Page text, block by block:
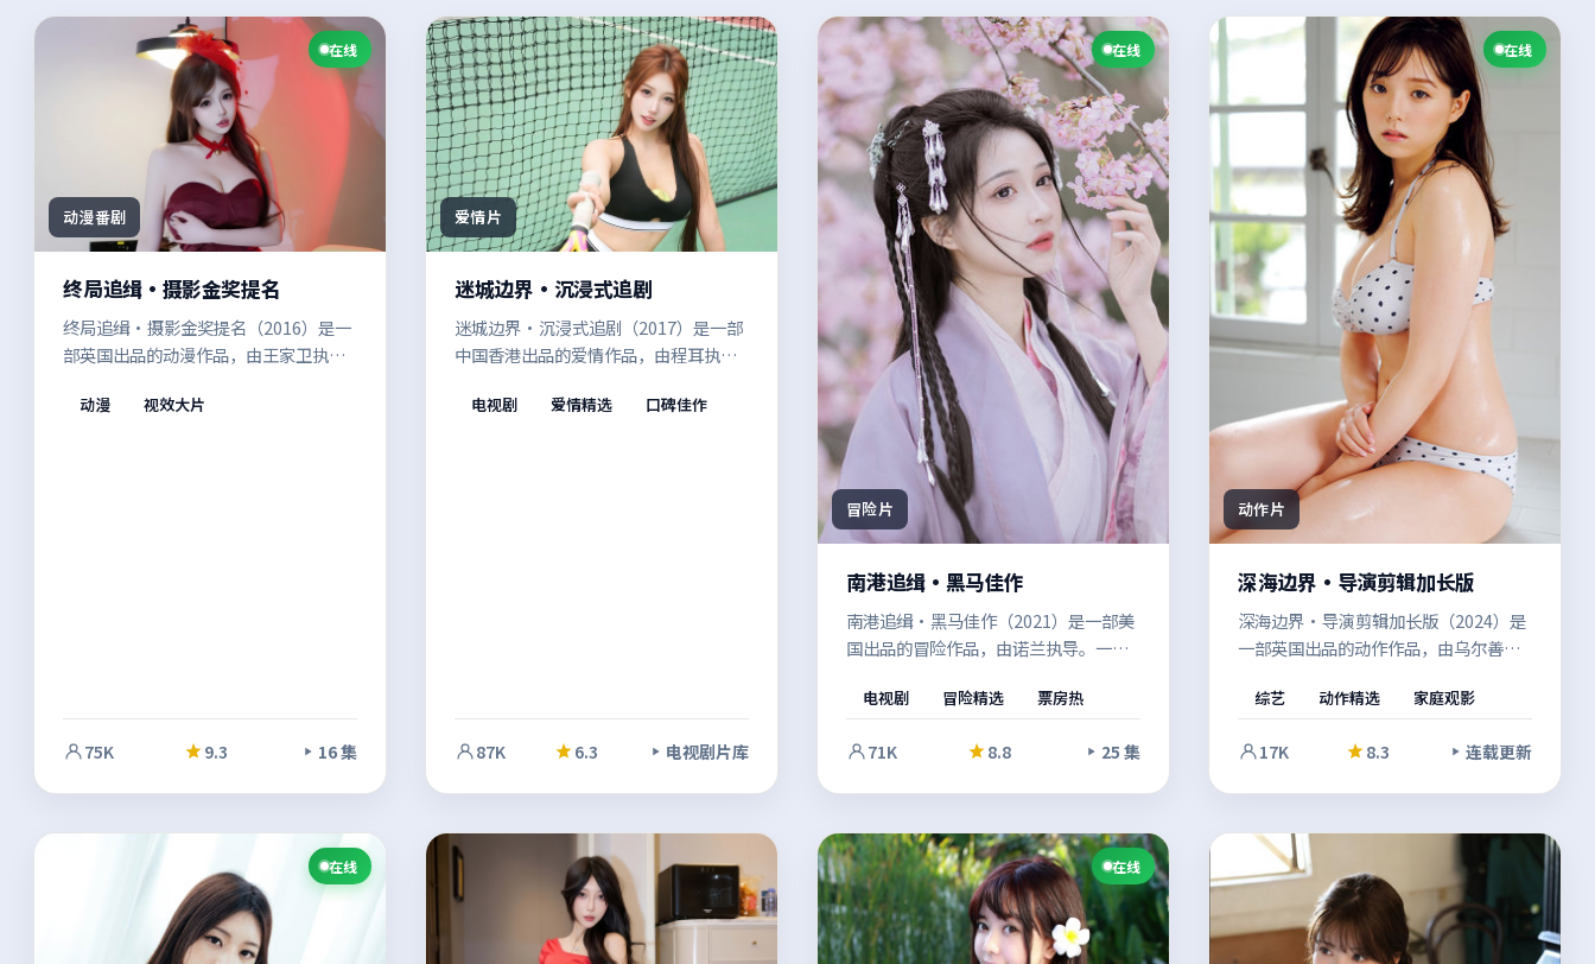
动漫番剧
在线
终局追缉·摄影金奖提名
终局追缉·摄影金奖提名（2016）是一
部英国出品的动漫作品，由王家卫执
质感与戏剧冲突兼顾，让观众在共情中
动漫 视效大片
75K 9.3 16 集
爱情片
迷城边界·沉浸式追剧
迷城边界·沉浸式追剧（2017）是一部
中国香港出品的爱情作品，由程耳执
索并行推进，最终在令人屏息的高潮中
电视剧 爱情精选 口碑佳作
87K 6.3 电视剧片库
冒险片
在线
南港追缉·黑马佳作
南港追缉·黑马佳作（2021）是一部美
国出品的冒险作品，由诺兰执导。一段
并行推进，最终在令人屏息的高潮中收
电视剧 冒险精选 票房热
71K 8.8 25 集
动作片
在线
深海边界·导演剪辑加长版
深海边界·导演剪辑加长版（2024）是
一部英国出品的动作作品，由乌尔善执
壳之下，探讨的是信任、救赎与自我认
综艺 动作精选 家庭观影
17K 8.3 连载更新
在线 在线